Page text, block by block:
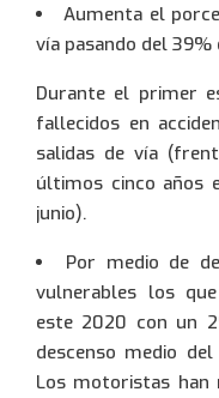
Aumenta el
vía pasando del
Durante el primer
fallecidos en
salidas de vía
últimos cinco años
junio).
Por medio de
vulnerables los
este 2020 con un
descenso medio
Los motoristas han